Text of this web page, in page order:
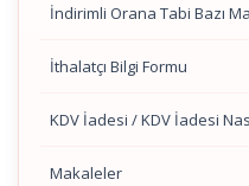
İndirimli Orana Tabi Bazı
İthalatçı Bilgi Formu
KDV İadesi / KDV İadesi
Makaleler